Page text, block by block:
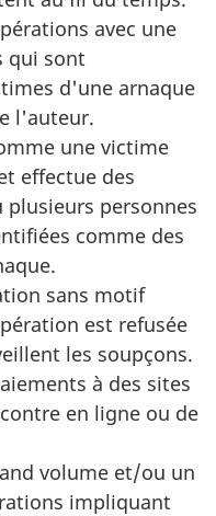
avec une
qui sont
d'une arnaque
l'auteur.
une victime
effectue des
plusieurs personnes
comme des
sans motif
est refusée
les soupçons.
à des sites
en ligne ou de
volume et/ou un
impliquant